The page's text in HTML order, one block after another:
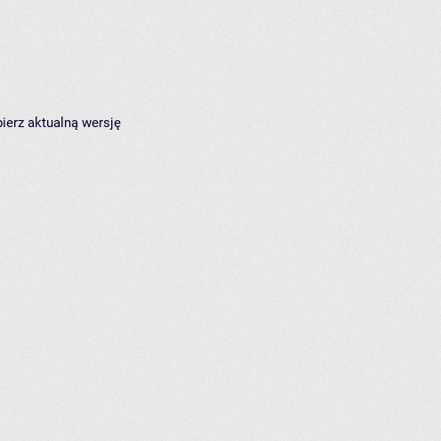
aktualną wersję